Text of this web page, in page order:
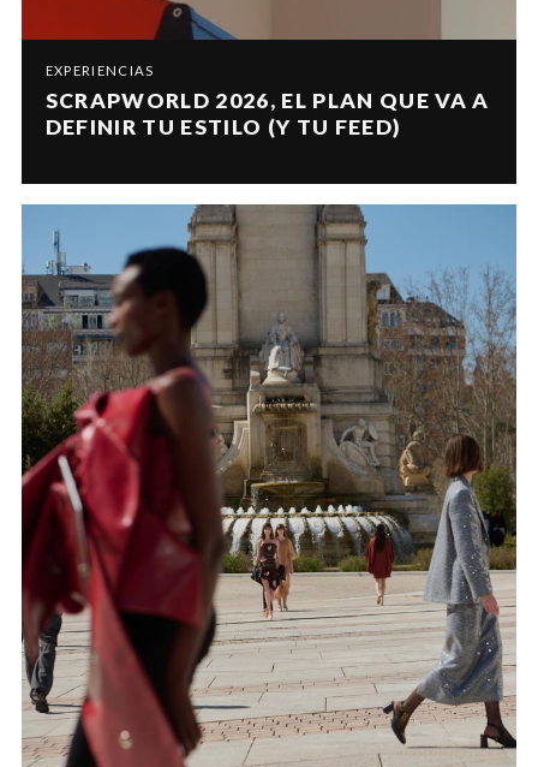
EXPERIENCIAS
SCRAPWORLD 2026, EL PLAN QUE VA A
DEFINIR TU ESTILO (Y TU FEED)